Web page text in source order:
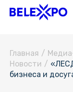
Главная /
Новости /
бизнеса и